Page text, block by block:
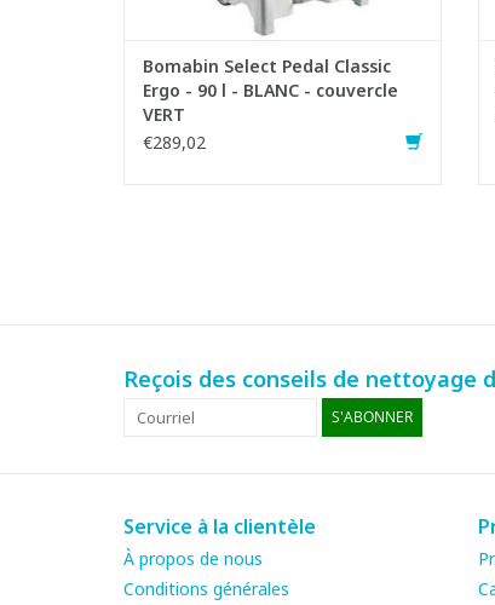
Bomabin Select Pedal Classic
Ergo - 90 l - BLANC - couvercle
VERT
€289,02
Reçois des conseils de nettoyage
S'ABONNER
Service à la clientèle
À propos de nous
Conditions générales